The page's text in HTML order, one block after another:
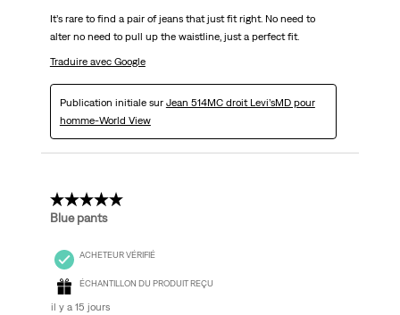
It’s rare to find a pair of jeans that just fit right. No need to
alter no need to pull up the waistline, just a perfect fit.
Traduire avec Google
Publication initiale sur Jean 514MC droit Levi’sMD pour
homme-World View
5 étoile(s) sur 5.
Blue pants
ACHETEUR VÉRIFIÉ
ÉCHANTILLON DU PRODUIT REÇU
il y a 15 jours